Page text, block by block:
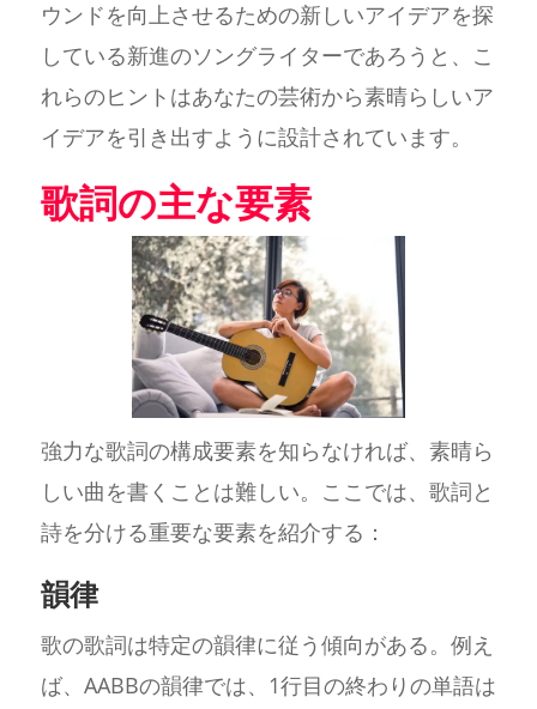
ウンドを向上させるための新しいアイデアを探
している新進のソングライターであろうと、こ
れらのヒントはあなたの芸術から素晴らしいア
イデアを引き出すように設計されています。
歌詞の主な要素
強力な歌詞の構成要素を知らなければ、素晴ら
しい曲を書くことは難しい。ここでは、歌詞と
詩を分ける重要な要素を紹介する：
韻律
歌の歌詞は特定の韻律に従う傾向がある。例え
ば、AABBの韻律では、1行目の終わりの単語は